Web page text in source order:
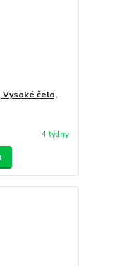
Vysoké čelo,
4 týdny